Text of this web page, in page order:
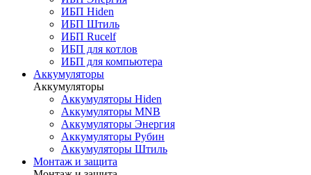
ИБП Hiden
ИБП Штиль
ИБП Rucelf
ИБП для котлов
ИБП для компьютера
Аккумуляторы
Аккумуляторы
Аккумуляторы Hiden
Аккумуляторы MNB
Аккумуляторы Энергия
Аккумуляторы Рубин
Аккумуляторы Штиль
Монтаж и защита